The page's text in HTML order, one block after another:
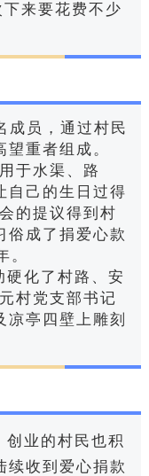
来要花费不少
成员，通过村民
重者组成。
于水渠、路
自己的生日过得
的提议得到村
俗成了捐爱心款
。
硬化了村路、安
村党支部书记
亭四壁上雕刻
创业的村民也积
续收到爱心捐款